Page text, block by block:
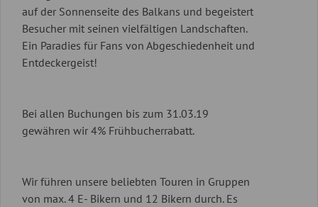
auf der Sonnenseite des Balkans und begeistert
Besucher mit seinen vielfältigen Landschaften.
Ein Paradies für Fans von Abgeschiedenheit und
Entdeckergeist!
Bei allen Buchungen bis zum 31.03.19
gewähren wir 4% Frühbucherrabatt.
Wir führen unsere beliebten Touren in Gruppen
von max. 4 E- Bikern und 12 Bikern durch. Es